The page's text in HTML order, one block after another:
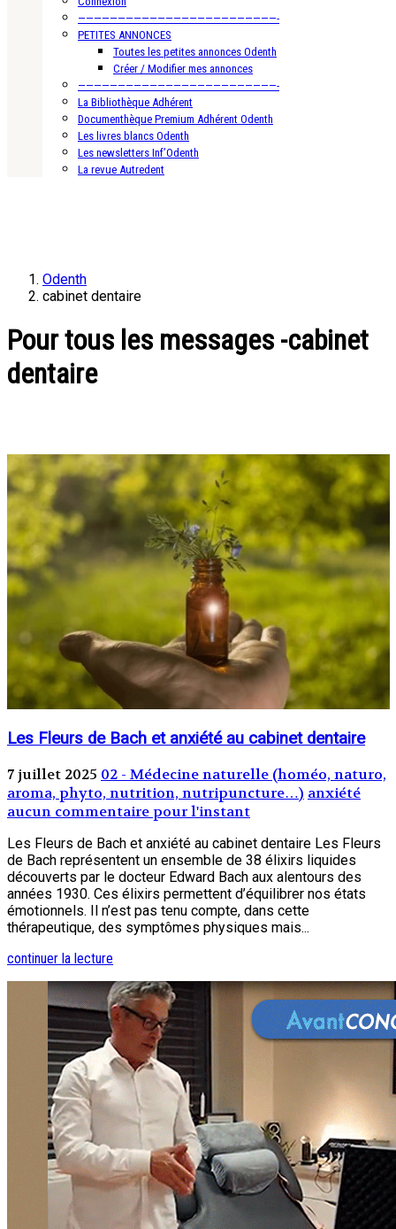
—————————————————————————-
PETITES ANNONCES
Toutes les petites annonces Odenth
Créer / Modifier mes annonces
—————————————————————————-
La Bibliothèque Adhérent
Documenthèque Premium Adhérent Odenth
Les livres blancs Odenth
Les newsletters Inf’Odenth
La revue Autredent
Odenth
cabinet dentaire
Pour tous les messages -cabinet
dentaire
Les Fleurs de Bach et anxiété au cabinet dentaire
7 juillet 2025 02 - Médecine naturelle (homéo, naturo,
aroma, phyto, nutrition, nutripuncture…) anxiété
aucun commentaire pour l'instant
Les Fleurs de Bach et anxiété au cabinet dentaire Les Fleurs
de Bach représentent un ensemble de 38 élixirs liquides
découverts par le docteur Edward Bach aux alentours des
années 1930. Ces élixirs permettent d’équilibrer nos états
émotionnels. Il n’est pas tenu compte, dans cette
thérapeutique, des symptômes physiques mais...
continuer la lecture